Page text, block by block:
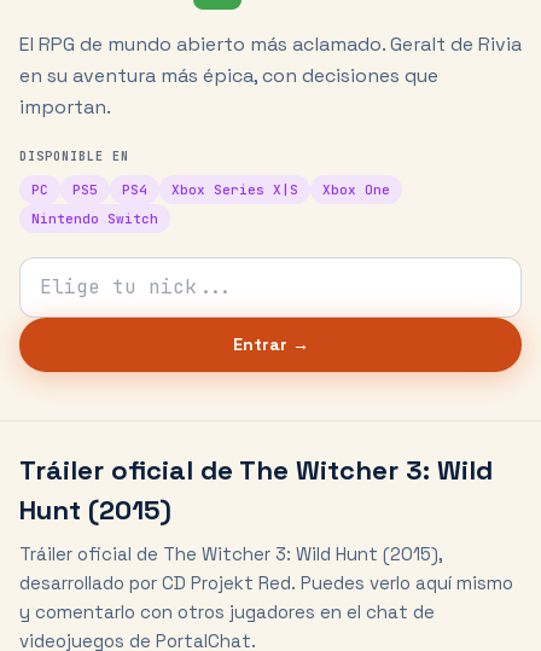
El RPG de mundo abierto más aclamado. Geralt de Rivia
en su aventura más épica, con decisiones que
importan.
DISPONIBLE EN
PC PS5 PS4 Xbox Series X|S
Xbox One
Nintendo Switch
Tu nick para el chat
Entrar →
Tráiler oficial de The Witcher 3: Wild
Hunt (2015)
Tráiler oficial de The Witcher 3: Wild Hunt (2015),
desarrollado por CD Projekt Red. Puedes verlo aquí mismo
y comentarlo con otros jugadores en el chat de
videojuegos de PortalChat.